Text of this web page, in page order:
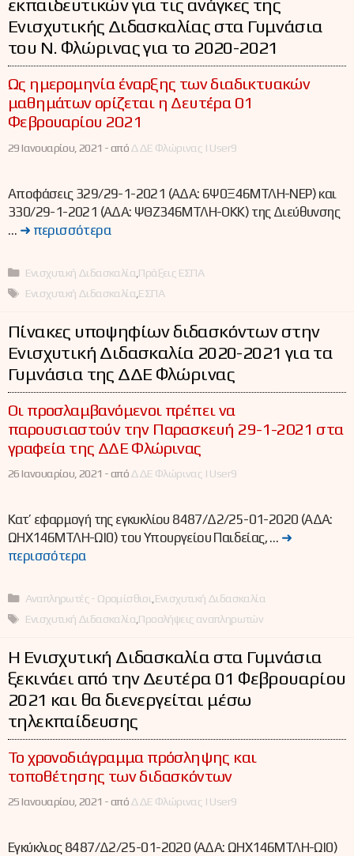
εκπαιδευτικών για τις ανάγκες της
Ενισχυτικής Διδασκαλίας στα Γυμνάσια
του Ν. Φλώρινας για το 2020-2021
Ως ημερομηνία έναρξης των διαδικτυακών
μαθημάτων ορίζεται η Δευτέρα 01
Φεβρουαρίου 2021
29 Ιανουαρίου, 2021 -απόΔΔΕ Φλώρινας | User9
Αποφάσεις 329/29-1-2021 (ΑΔΑ: 6Ψ0Ξ46ΜΤΛΗ-ΝΕΡ) και
330/29-1-2021 (ΑΔΑ: ΨΘΖ346ΜΤΛΗ-ΟΚΚ) της Διεύθυνσης
… ➜ περισσότερα
Κατηγορίες
Ενισχυτική Διδασκαλία Πράξεις ΕΣΠΑ
Ετικέτες
Ενισχυτική Διδασκαλία ΕΣΠΑ
Πίνακες υποψηφίων διδασκόντων στην
Ενισχυτική Διδασκαλία 2020-2021 για τα
Γυμνάσια της ΔΔΕ Φλώρινας
Οι προσλαμβανόμενοι πρέπει να
παρουσιαστούν την Παρασκευή 29-1-2021 στα
γραφεία της ΔΔΕ Φλώρινας
26 Ιανουαρίου, 2021 -απόΔΔΕ Φλώρινας | User9
Κατ’ εφαρμογή της εγκυκλίου 8487/Δ2/25-01-2020 (ΑΔΑ:
ΩΗΧ146ΜΤΛΗ-ΩΙ0) του Υπουργείου Παιδείας, … ➜
περισσότερα
Κατηγορίες
Αναπληρωτές - Ωρομίσθιοι Ενισχυτική Διδασκαλία
Ετικέτες
Ενισχυτική Διδασκαλία Προσλήψεις αναπληρωτών
Η Ενισχυτική Διδασκαλία στα Γυμνάσια
ξεκινάει από την Δευτέρα 01 Φεβρουαρίου
2021 και θα διενεργείται μέσω
τηλεκπαίδευσης
Το χρονοδιάγραμμα πρόσληψης και
τοποθέτησης των διδασκόντων
25 Ιανουαρίου, 2021 -απόΔΔΕ Φλώρινας | User9
Εγκύκλιος 8487/Δ2/25-01-2020 (ΑΔΑ: ΩΗΧ146ΜΤΛΗ-ΩΙ0)